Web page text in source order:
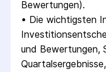
Bewertungen).
• Die wichtigsten
und Bewertungen,